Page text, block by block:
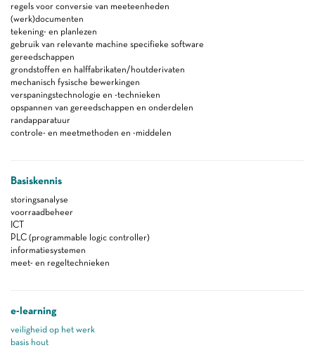
regels voor conversie van meeteenheden
(werk)documenten
tekening- en planlezen
gebruik van relevante machine specifieke software
gereedschappen
grondstoffen en halffabrikaten/houtderivaten
mechanisch fysische bewerkingen
verspaningstechnologie en -technieken
opspannen van gereedschappen en onderdelen
randapparatuur
controle- en meetmethoden en -middelen
Basiskennis
storingsanalyse
voorraadbeheer
ICT
PLC (programmable logic controller)
informatiesystemen
meet- en regeltechnieken
e-learning
veiligheid op het werk
basis hout